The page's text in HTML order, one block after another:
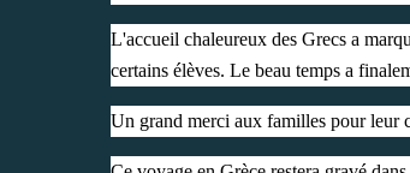
L'accueil chaleureux des Grecs a
certains élèves. Le beau temps a
Un grand merci aux familles pour leur